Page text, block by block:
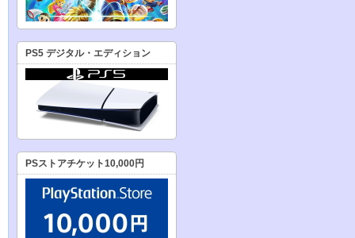
PS5 デジタル・エディション
PSストアチケット10,000円